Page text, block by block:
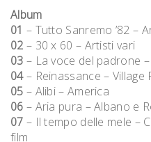
Album
01 – Tutto Sanremo ’82 –
02 – 30 x 60 – Artisti vari
03 – La voce del padrone
04– Reinassance – Village
05 – Alibi – America
06 – Aria pura – Albano e
07 – Il tempo delle mele –
film